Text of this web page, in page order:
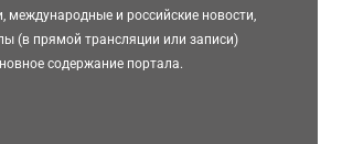
международные и российские новости,
(в прямой трансляции или записи)
содержание портала.